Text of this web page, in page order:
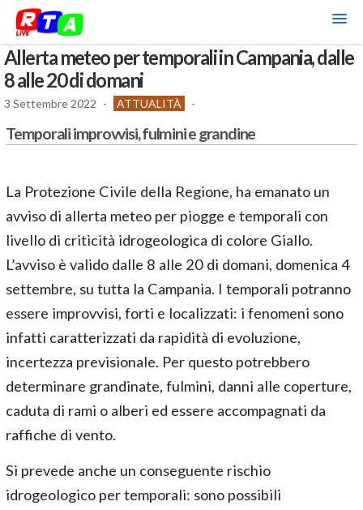
Allerta meteo per temporali in Campania, dalle
8 alle 20 di domani
3 Settembre 2022 - ATTUALITÀ -
Temporali improvvisi, fulmini e grandine
La Protezione Civile della Regione, ha emanato un
avviso di allerta meteo per piogge e temporali con
livello di criticità idrogeologica di colore Giallo.
L’avviso è valido dalle 8 alle 20 di domani, domenica 4
settembre, su tutta la Campania. I temporali potranno
essere improvvisi, forti e localizzati: i fenomeni sono
infatti caratterizzati da rapidità di evoluzione,
incertezza previsionale. Per questo potrebbero
determinare grandinate, fulmini, danni alle coperture,
caduta di rami o alberi ed essere accompagnati da
raffiche di vento.
Si prevede anche un conseguente rischio
idrogeologico per temporali: sono possibili